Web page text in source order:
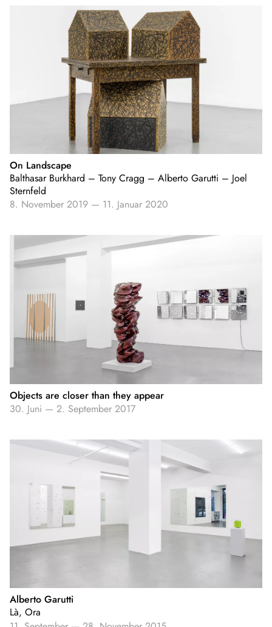
On Landscape
Balthasar Burkhard – Tony Cragg – Alberto Garutti – Joel
Sternfeld
8. November 2019 — 11. Januar 2020
Objects are closer than they appear
30. Juni — 2. September 2017
Alberto Garutti
Là, Ora